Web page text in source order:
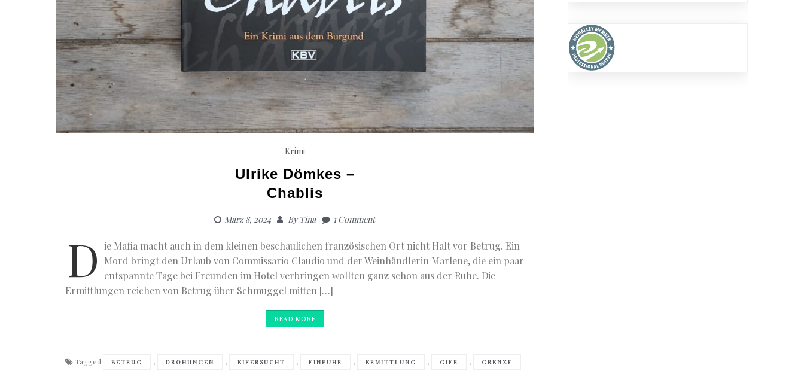
Krimi
Ulrike Dömkes –
Chablis
März 8, 2024 ByTina 1 Comment
D ie Mafia macht auch in dem kleinen beschaulichen französischen Ort nicht Halt vor Betrug. Ein
Mord bringt den Urlaub von Commissario Claudio und der Weinhändlerin Marlene, die ein paar
entspannte Tage bei Freunden im Hotel verbringen wollten ganz schon aus der Ruhe. Die
Ermittlungen reichen von Betrug über Schmuggel mitten […]
READ MORE
Tagged BETRUG , DROHUNGEN , EIFERSUCHT , EINFUHR , ERMITTLUNG , GIER , GRENZE